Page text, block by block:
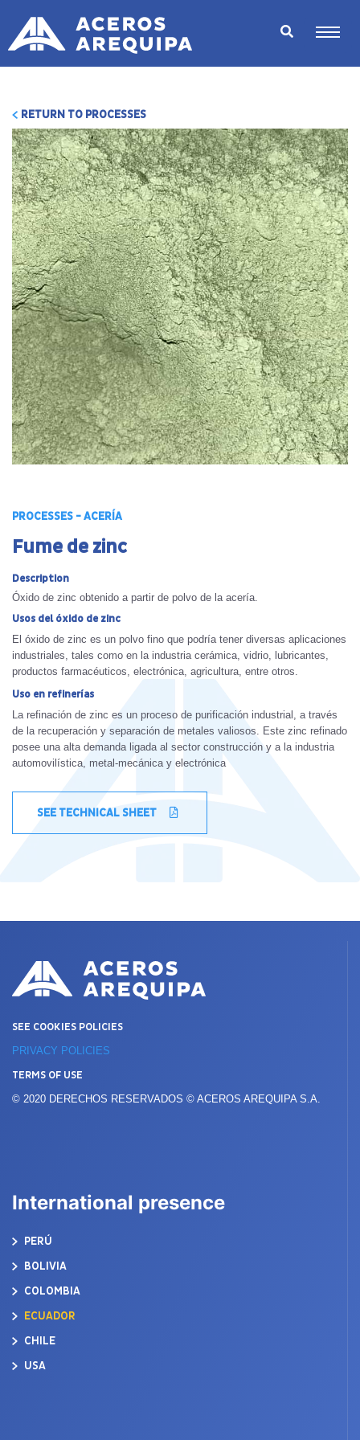
RETURN TO PROCESSES
PROCESSES - ACERÍA
Fume de zinc
Description
Óxido de zinc obtenido a partir de polvo de la acería.
Usos del óxido de zinc
El óxido de zinc es un polvo fino que podría tener diversas aplicaciones
industriales, tales como en la industria cerámica, vidrio, lubricantes,
productos farmacéuticos, electrónica, agricultura, entre otros.
Uso en refinerías
La refinación de zinc es un proceso de purificación industrial, a través
de la recuperación y separación de metales valiosos. Este zinc refinado
posee una alta demanda ligada al sector construcción y a la industria
automovilística, metal-mecánica y electrónica
SEE TECHNICAL SHEET
SEE COOKIES POLICIES
PRIVACY POLICIES
TERMS OF USE
© 2020 DERECHOS RESERVADOS © ACEROS AREQUIPA S.A.
International presence
PERÚ
BOLIVIA
COLOMBIA
ECUADOR
CHILE
USA